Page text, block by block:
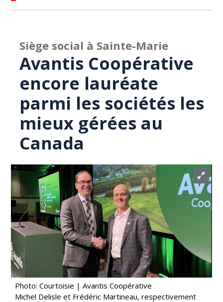
Siège social à Sainte-Marie
Avantis Coopérative
encore lauréate
parmi les sociétés les
mieux gérées au
Canada
Photo: Courtoisie | Avantis Coopérative
Michel Delisle et Frédéric Martineau, respectivement